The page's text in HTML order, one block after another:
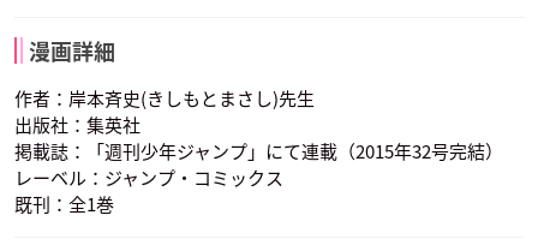
漫画詳細
作者：岸本斉史(きしもとまさし)先生
出版社：集英社
掲載誌：「週刊少年ジャンプ」にて連載（2015年32号完結）
レーベル：ジャンプ・コミックス
既刊：全1巻